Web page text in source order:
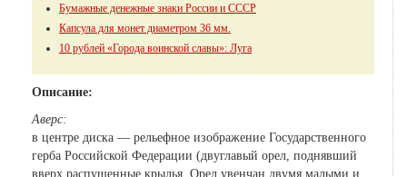
Бумажные денежные знаки России и СССР
Капсула для монет диаметром 36 мм.
10 рублей «Города воинской славы»: Луга
Описание:
Аверс:
в центре диска — рельефное изображение Государственного
герба Российской Федерации (двуглавый орел, поднявший
вверх распущенные крылья. Орел увенчан двумя малыми и